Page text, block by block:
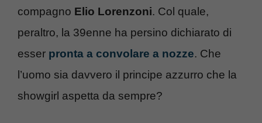
compagno Elio Lorenzoni. Col quale,
peraltro, la 39enne ha persino dichiarato di
esser pronta a convolare a nozze. Che
l’uomo sia davvero il principe azzurro che la
showgirl aspetta da sempre?